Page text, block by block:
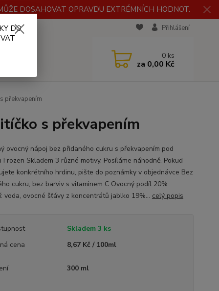
DOSAHOVAT OPRAVDU EXTRÉMNÍCH HODNOT.
Přihlášení
0 ks
za 0,00 Kč
překvapením
s překvapením
ovocný nápoj bez přidaného cukru s překvapením pod
Frozen Skladem 3 různé motivy. Posíláme náhodně. Pokud
konkrétního hrdinu, pište do poznámky v objednávce Bez
cukru, bez barviv s vitaminem C Ovocný podíl 20%
voda, ovocné šťávy z koncentrátů jablko 19%... celý popis
Skladem 3 ks
cena
8,67 Kč / 100ml
300 ml
DO